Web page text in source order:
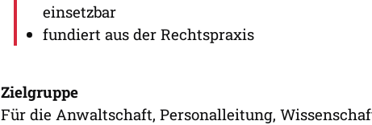
einsetzbar
fundiert aus der Rechtspraxis
Zielgruppe
Für die Anwaltschaft, Personalleitung,